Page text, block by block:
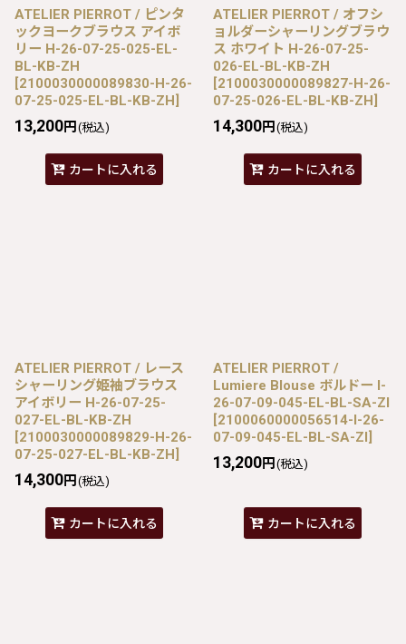
ATELIER PIERROT / ピンタ
ックヨークブラウス アイボ
リー H-26-07-25-025-EL-
BL-KB-ZH
[2100030000089830-H-26-
07-25-025-EL-BL-KB-ZH]
13,200円 (税込)
カートに入れる
ATELIER PIERROT / オフシ
ョルダーシャーリングブラウ
ス ホワイト H-26-07-25-
026-EL-BL-KB-ZH
[2100030000089827-H-26-
07-25-026-EL-BL-KB-ZH]
14,300円 (税込)
カートに入れる
ATELIER PIERROT / レース
シャーリング姫袖ブラウス
アイボリー H-26-07-25-
027-EL-BL-KB-ZH
[2100030000089829-H-26-
07-25-027-EL-BL-KB-ZH]
14,300円 (税込)
カートに入れる
ATELIER PIERROT /
Lumiere Blouse ボルドー I-
26-07-09-045-EL-BL-SA-ZI
[2100060000056514-I-26-
07-09-045-EL-BL-SA-ZI]
13,200円 (税込)
カートに入れる